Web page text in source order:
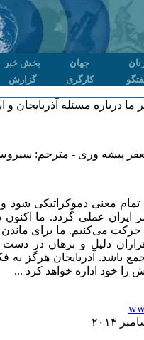
جهان بخش خبر
کارگری گزارش
ما درباره مسئله آذربایجان و
پیشه وری - مترجم:
تمام معنی دموکراتیکی
عملی گردد. ما اکنون
می‌کنیم. ما برای ماندن
دلیل و برهان در دست
باشد. آذربایجان هرگز به
را خود اداره خواهد کرد ...